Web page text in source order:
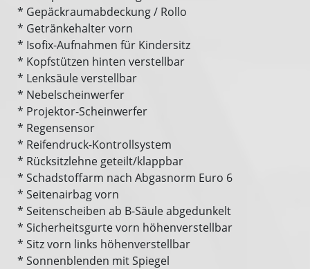
* Gepäckraumabdeckung / Rollo
* Getränkehalter vorn
* Isofix-Aufnahmen für Kindersitz
* Kopfstützen hinten verstellbar
* Lenksäule verstellbar
* Nebelscheinwerfer
* Projektor-Scheinwerfer
* Regensensor
* Reifendruck-Kontrollsystem
* Rücksitzlehne geteilt/klappbar
* Schadstoffarm nach Abgasnorm Euro 6
* Seitenairbag vorn
* Seitenscheiben ab B-Säule abgedunkelt
* Sicherheitsgurte vorn höhenverstellbar
* Sitz vorn links höhenverstellbar
* Sonnenblenden mit Spiegel